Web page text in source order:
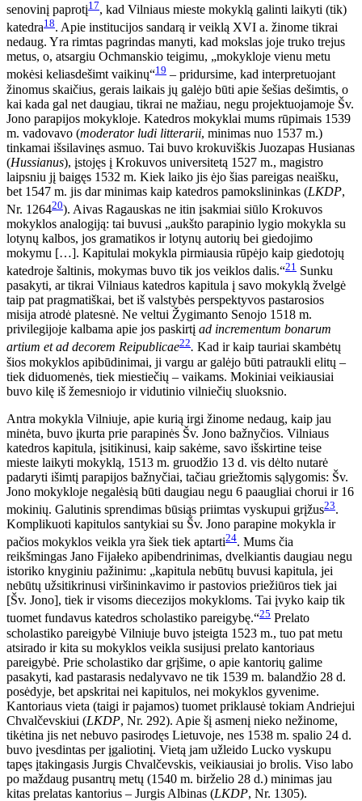
senovinį paprotį17, kad Vilniaus mieste mokyklą galinti laikyti (tik)
katedra18. Apie institucijos sandarą ir veiklą XVI a. žinome tikrai
nedaug. Yra rimtas pagrindas manyti, kad mokslas joje truko trejus
metus, o, atsargiu Ochmanskio teigimu, „mokykloje vienu metu
mokėsi keliasdešimt vaikinų“19 – pridursime, kad interpretuojant
žinomus skaičius, gerais laikais jų galėjo būti apie šešias dešimtis, o
kai kada gal net daugiau, tikrai ne mažiau, negu projektuojamoje Šv.
Jono parapijos mokykloje. Katedros mokyklai mums rūpimais 1539
m. vadovavo (moderator ludi litterarii, minimas nuo 1537 m.)
tinkamai išsilavinęs asmuo. Tai buvo krokuviškis Juozapas Husianas
(Hussianus), įstojęs į Krokuvos universitetą 1527 m., magistro
laipsniu jį baigęs 1532 m. Kiek laiko jis ėjo šias pareigas neaišku,
bet 1547 m. jis dar minimas kaip katedros pamokslininkas (LKDP,
Nr. 126420). Aivas Ragauskas ne itin įsakmiai siūlo Krokuvos
mokyklos analogiją: tai buvusi „aukšto parapinio lygio mokykla su
lotynų kalbos, jos gramatikos ir lotynų autorių bei giedojimo
mokymu […]. Kapitulai mokykla pirmiausia rūpėjo kaip giedotojų
katedroje šaltinis, mokymas buvo tik jos veiklos dalis.“21 Sunku
pasakyti, ar tikrai Vilniaus katedros kapitula į savo mokyklą žvelgė
taip pat pragmatiškai, bet iš valstybės perspektyvos pastarosios
misija atrodė platesnė. Ne veltui Žygimanto Senojo 1518 m.
privilegijoje kalbama apie jos paskirtį ad incrementum bonarum
artium et ad decorem Reipublicae22. Kad ir kaip tauriai skambėtų
šios mokyklos apibūdinimai, ji vargu ar galėjo būti patraukli elitų –
tiek diduomenės, tiek miestiečių – vaikams. Mokiniai veikiausiai
buvo kilę iš žemesniojo ir vidutinio vilniečių sluoksnio.
Antra mokykla Vilniuje, apie kurią irgi žinome nedaug, kaip jau
minėta, buvo įkurta prie parapinės Šv. Jono bažnyčios. Vilniaus
katedros kapitula, įsitikinusi, kaip sakėme, savo išskirtine teise
mieste laikyti mokyklą, 1513 m. gruodžio 13 d. vis dėlto nutarė
padaryti išimtį parapijos bažnyčiai, tačiau griežtomis sąlygomis: Šv.
Jono mokykloje negalėsią būti daugiau negu 6 paaugliai chorui ir 16
mokinių. Galutinis sprendimas būsiąs priimtas vyskupui grįžus23.
Komplikuoti kapitulos santykiai su Šv. Jono parapine mokykla ir
pačios mokyklos veikla yra šiek tiek aptarti24. Mums čia
reikšmingas Jano Fijałeko apibendrinimas, dvelkiantis daugiau negu
istoriko knyginiu pažinimu: „kapitula nebūtų buvusi kapitula, jei
nebūtų užsitikrinusi viršininkavimo ir pastovios priežiūros tiek jai
[Šv. Jono], tiek ir visoms diecezijos mokykloms. Tai įvyko kaip tik
tuomet fundavus katedros scholastiko pareigybę.“25 Prelato
scholastiko pareigybė Vilniuje buvo įsteigta 1523 m., tuo pat metu
atsirado ir kita su mokyklos veikla susijusi prelato kantoriaus
pareigybė. Prie scholastiko dar grįšime, o apie kantorių galime
pasakyti, kad pastarasis nedalyvavo ne tik 1539 m. balandžio 28 d.
posėdyje, bet apskritai nei kapitulos, nei mokyklos gyvenime.
Kantoriaus vieta (taigi ir pajamos) tuomet priklausė tokiam Andriejui
Chvalčevskiui (LKDP, Nr. 292). Apie šį asmenį nieko nežinome,
tikėtina jis net nebuvo pasirodęs Lietuvoje, nes 1538 m. spalio 24 d.
buvo įvesdintas per įgaliotinį. Vietą jam užleido Lucko vyskupu
tapęs įtakingasis Jurgis Chvalčevskis, veikiausiai jo brolis. Viso labo
po maždaug pusantrų metų (1540 m. birželio 28 d.) minimas jau
kitas prelatas kantorius – Jurgis Albinas (LKDP, Nr. 1305).